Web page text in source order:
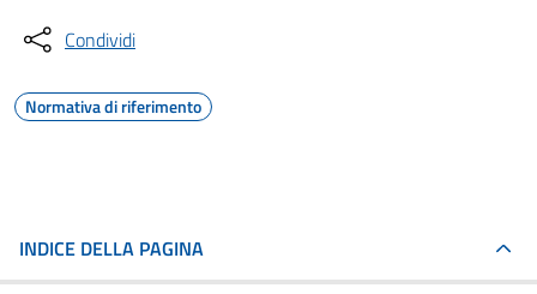
Condividi
Normativa di riferimento
INDICE DELLA PAGINA